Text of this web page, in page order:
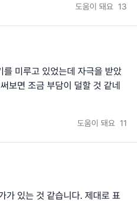
도움이 돼요 13
미루고 있었는데 자극을 받았
보면 조금 부담이 덜할 것 같네
도움이 돼요 11
가 있는 것 같습니다. 제대로 표